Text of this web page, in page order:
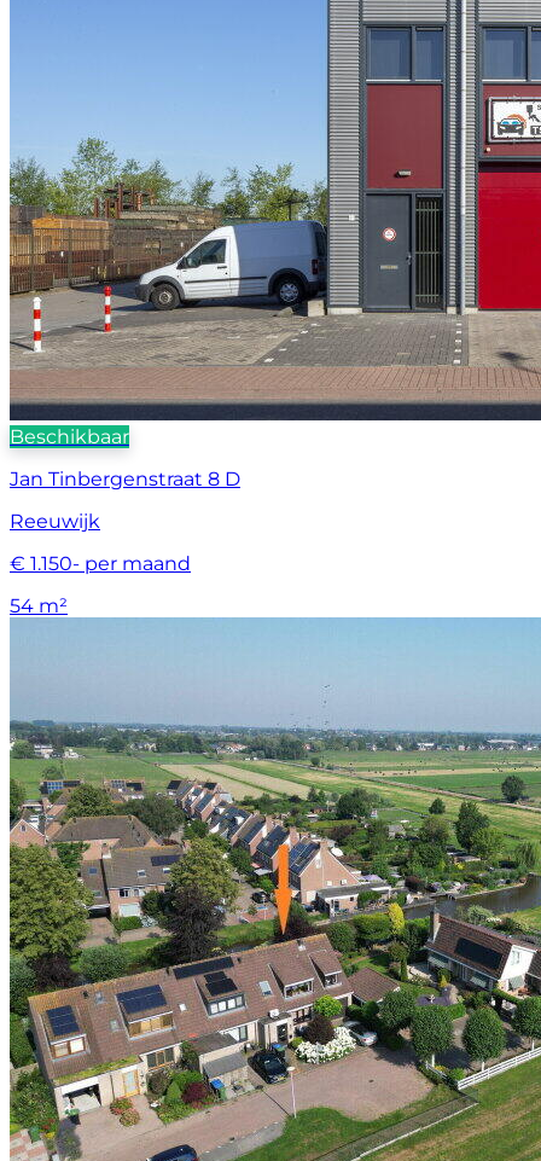
Beschikbaar
Jan Tinbergenstraat 8 D
Reeuwijk
€ 1.150- per maand
54 m²